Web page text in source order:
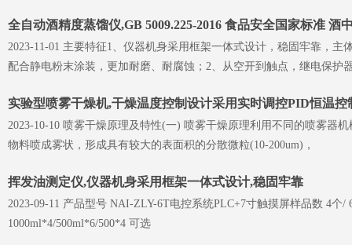
全自动酒精度蒸馏仪,GB 5009.225-2016 食品安全国家标准 酒
2023-11-01 主要特征1、仪器机身采用框架一体式设计，稳固牢靠，主
配合静电粉末涂装，更加耐磨、耐腐蚀；2、从空开到触点，继电保护
实验型喷雾干燥机,干燥温度控制设计采用实时调控PID恒温控
2023-10-10 喷雾干燥原理及特性(一) 喷雾干燥原理利用不同的喷雾器
物料喷成雾状，形成具有较大的表面积的分散微粒(10-200um)，
挥发油测定仪,仪器机身采用框架一体式设计,稳固牢靠
2023-09-11 产品型号 NAI-ZLY-6T电控系统PLC+7寸触摸屏样品数 4个/
1000ml*4/500ml*6/500*4 可选